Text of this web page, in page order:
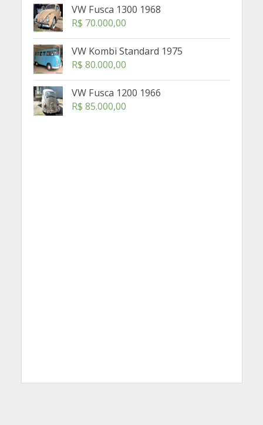
VW Fusca 1300 1968
R$ 70.000,00
VW Kombi Standard 1975
R$ 80.000,00
VW Fusca 1200 1966
R$ 85.000,00